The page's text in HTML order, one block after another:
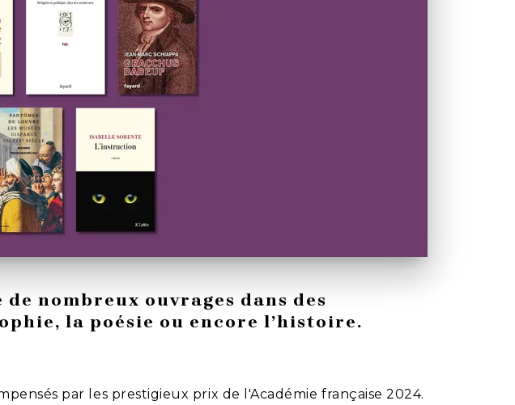
nombreux ouvrages dans des
la poésie ou encore l’histoire.
par les prestigieux prix de l'Académie française 2024.